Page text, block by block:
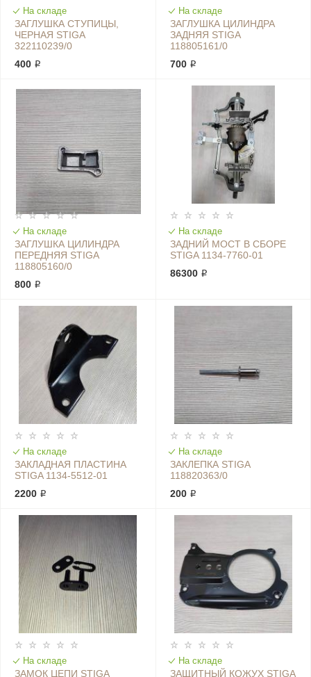
На складе
ЗАГЛУШКА СТУПИЦЫ,
ЧЕРНАЯ STIGA
322110239/0
400 ₽
На складе
ЗАГЛУШКА ЦИЛИНДРА
ЗАДНЯЯ STIGA
118805161/0
700 ₽
На складе
ЗАГЛУШКА ЦИЛИНДРА
ПЕРЕДНЯЯ STIGA
118805160/0
800 ₽
На складе
ЗАДНИЙ МОСТ В СБОРЕ
STIGA 1134-7760-01
86300 ₽
На складе
ЗАКЛАДНАЯ ПЛАСТИНА
STIGA 1134-5512-01
2200 ₽
На складе
ЗАКЛЕПКА STIGA
118820363/0
200 ₽
На складе
ЗАМОК ЦЕПИ STIGA
На складе
ЗАЩИТНЫЙ КОЖУХ STIGA